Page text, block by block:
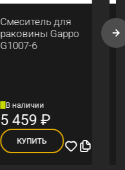
Смеситель для
раковины Gappo
G1007-6
В наличии
5 459₽
КУПИТЬ